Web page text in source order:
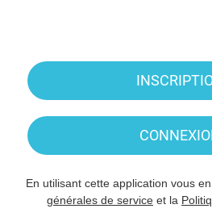
En utilisant cette application vous
générales de service et la